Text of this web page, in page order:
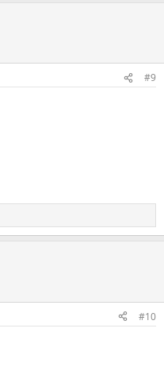
#9
#10